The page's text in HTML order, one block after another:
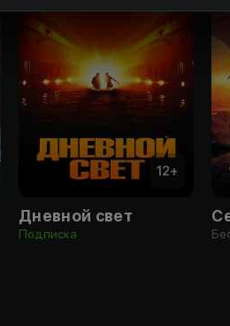
12+
Дневной свет
Подписка